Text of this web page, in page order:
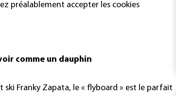
préalablement accepter les cookies
comme un dauphin
Franky Zapata, le « flyboard » est le parfait